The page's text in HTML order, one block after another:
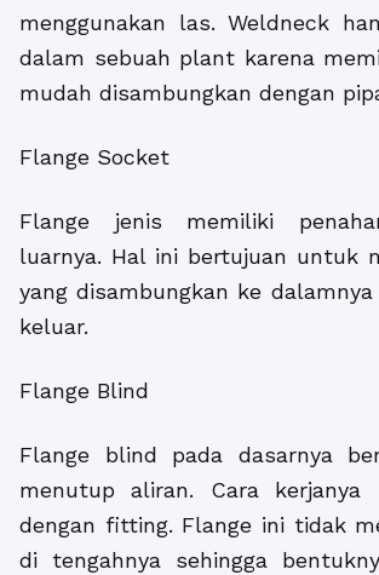
menggunakan las. Weldneck
dalam sebuah plant karena
mudah disambungkan dengan
Flange Socket
Flange jenis memiliki
luarnya. Hal ini bertujuan untuk
yang disambungkan ke
keluar.
Flange Blind
Flange blind pada dasarnya
menutup aliran. Cara kerjanya
dengan fitting. Flange ini tidak
di tengahnya sehingga